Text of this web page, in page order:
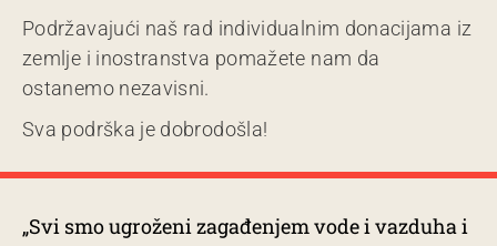
Podržavajući naš rad individualnim donacijama iz
zemlje i inostranstva pomažete nam da
ostanemo nezavisni.
Sva podrška je dobrodošla!
„Svi smo ugroženi zagađenjem vode i vazduha i